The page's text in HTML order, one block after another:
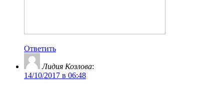
Ответить
Лидия Козлова:
14/10/2017 в 06:48